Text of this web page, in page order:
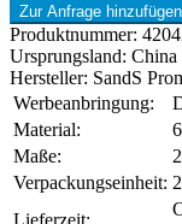
Zur Anfrage hinzufügen
Produktnummer:
Ursprungsland: China
Hersteller: SandS
Werbeanbringung:
Material:
Maße:
Verpackungseinheit:
Lieferzeit: